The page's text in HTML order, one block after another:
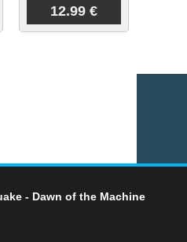
12.99 €
- Dawn of the Machine